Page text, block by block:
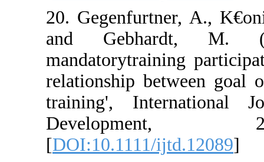
20.
and
relationship
training',
[DOI:10.1111/